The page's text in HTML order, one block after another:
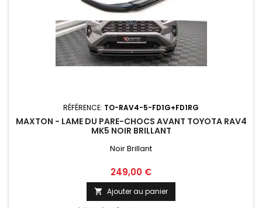
RÉFÉRENCE: TO-RAV4-5-FD1G+FD1RG
MAXTON - LAME DU PARE-CHOCS AVANT TOYOTA RAV4
MK5 NOIR BRILLANT
Noir Brillant
Prix
249,00 €
 Ajouter au panier